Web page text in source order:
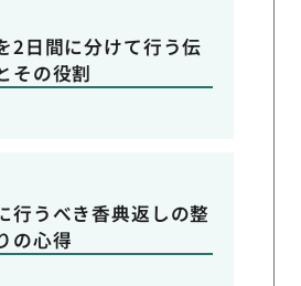
2日間に分けて行う伝
その役割
行うべき香典返しの整
の心得